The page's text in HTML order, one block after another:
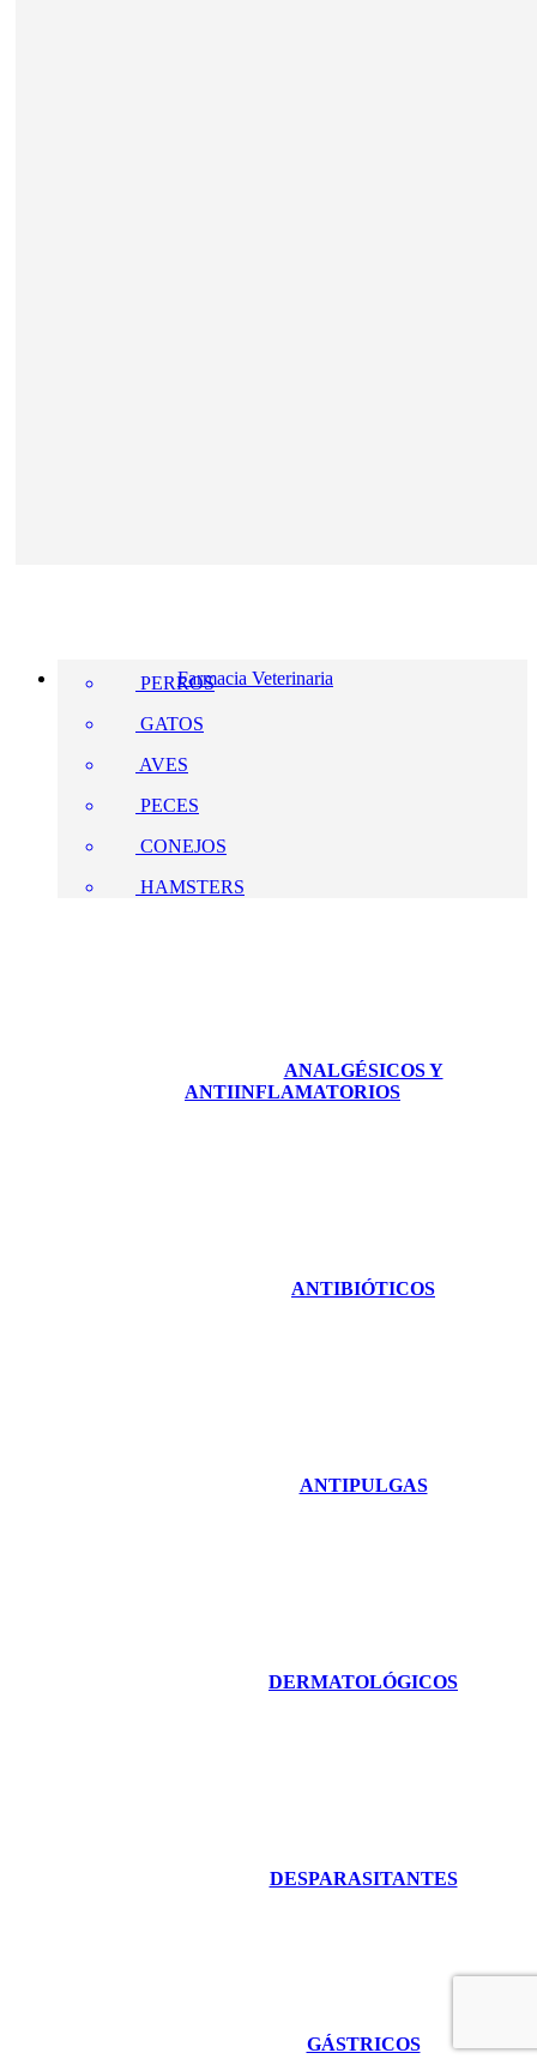
Farmacia Veterinaria
PERROS
GATOS
AVES
PECES
CONEJOS
HAMSTERS
ANALGÉSICOS Y
ANTIINFLAMATORIOS
ANTIBIÓTICOS
ANTIPULGAS
DERMATOLÓGICOS
DESPARASITANTES
GÁSTRICOS